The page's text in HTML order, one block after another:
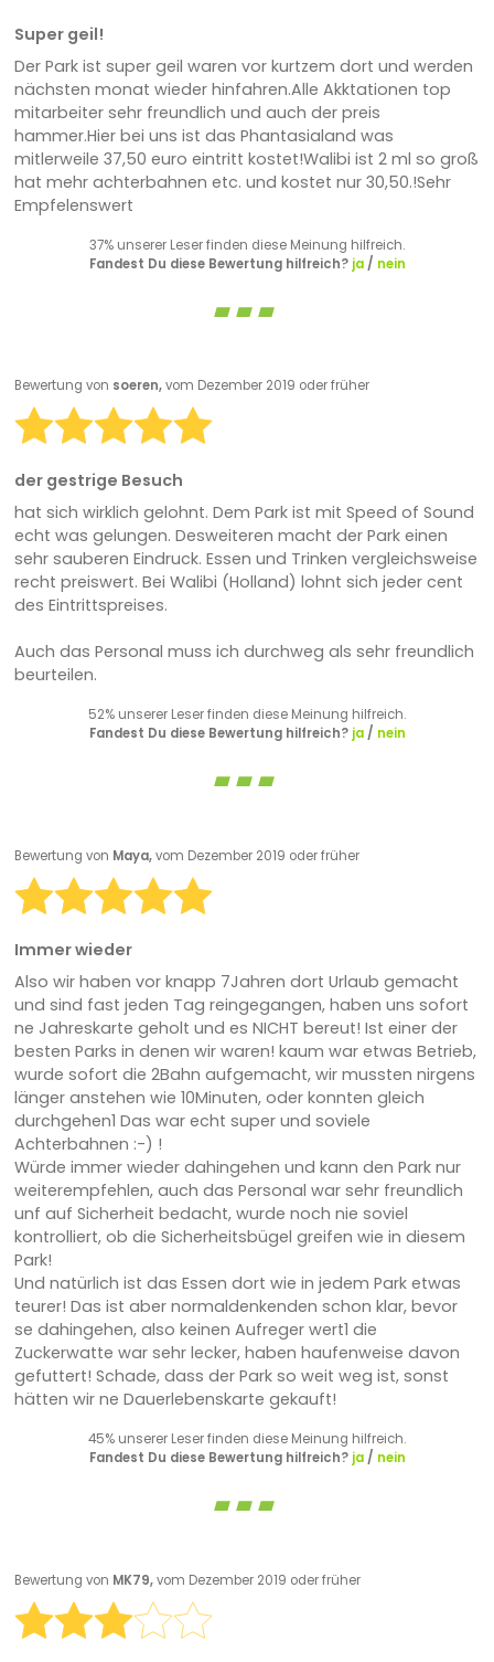
Super geil!
Der Park ist super geil waren vor kurtzem dort und werden
nächsten monat wieder hinfahren.Alle Akktationen top
mitarbeiter sehr freundlich und auch der preis
hammer.Hier bei uns ist das Phantasialand was
mitlerweile 37,50 euro eintritt kostet!Walibi ist 2 ml so groß
hat mehr achterbahnen etc. und kostet nur 30,50.!Sehr
Empfelenswert
37% unserer Leser finden diese Meinung hilfreich.
Fandest Du diese Bewertung hilfreich? ja/ nein
Bewertung von soeren,vom Dezember 2019 oder früher
der gestrige Besuch
hat sich wirklich gelohnt. Dem Park ist mit Speed of Sound
echt was gelungen. Desweiteren macht der Park einen
sehr sauberen Eindruck. Essen und Trinken vergleichsweise
recht preiswert. Bei Walibi (Holland) lohnt sich jeder cent
des Eintrittspreises.
Auch das Personal muss ich durchweg als sehr freundlich
beurteilen.
52% unserer Leser finden diese Meinung hilfreich.
Fandest Du diese Bewertung hilfreich? ja/ nein
Bewertung von Maya,vom Dezember 2019 oder früher
Immer wieder
Also wir haben vor knapp 7Jahren dort Urlaub gemacht
und sind fast jeden Tag reingegangen, haben uns sofort
ne Jahreskarte geholt und es NICHT bereut! Ist einer der
besten Parks in denen wir waren! kaum war etwas Betrieb,
wurde sofort die 2Bahn aufgemacht, wir mussten nirgens
länger anstehen wie 10Minuten, oder konnten gleich
durchgehen1 Das war echt super und soviele
Achterbahnen :-) !
Würde immer wieder dahingehen und kann den Park nur
weiterempfehlen, auch das Personal war sehr freundlich
unf auf Sicherheit bedacht, wurde noch nie soviel
kontrolliert, ob die Sicherheitsbügel greifen wie in diesem
Park!
Und natürlich ist das Essen dort wie in jedem Park etwas
teurer! Das ist aber normaldenkenden schon klar, bevor
se dahingehen, also keinen Aufreger wert1 die
Zuckerwatte war sehr lecker, haben haufenweise davon
gefuttert! Schade, dass der Park so weit weg ist, sonst
hätten wir ne Dauerlebenskarte gekauft!
45% unserer Leser finden diese Meinung hilfreich.
Fandest Du diese Bewertung hilfreich? ja/ nein
Bewertung von MK79,vom Dezember 2019 oder früher